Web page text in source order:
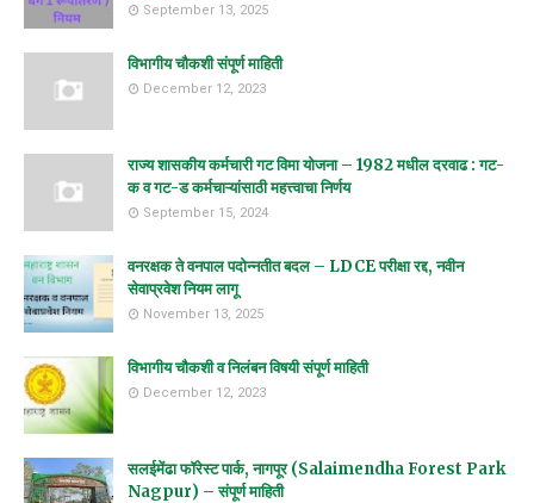
September 13, 2025
विभागीय चौकशी संपूर्ण माहिती
December 12, 2023
राज्य शासकीय कर्मचारी गट विमा योजना – 1982 मधील दरवाढ : गट-
क व गट-ड कर्मचाऱ्यांसाठी महत्त्वाचा निर्णय
September 15, 2024
वनरक्षक ते वनपाल पदोन्नतीत बदल – LDCE परीक्षा रद्द, नवीन
सेवाप्रवेश नियम लागू
November 13, 2025
विभागीय चौकशी व निलंबन विषयी संपूर्ण माहिती
December 12, 2023
सलईमेंढा फॉरेस्ट पार्क, नागपूर (Salaimendha Forest Park
Nagpur) – संपूर्ण माहिती